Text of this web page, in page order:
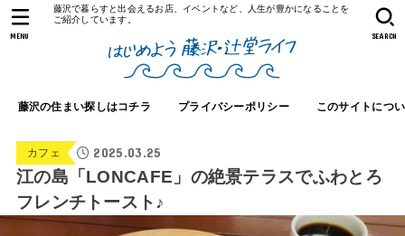
藤沢で暮らすと出会えるお店、イベントなど、人生が豊かになることを
ご紹介しています。
藤沢の住まい探しはコチラ プライバシーポリシー このサイトにつ
SEARCH
MENU
カフェ 2025.03.25
江の島「LONCAFE」の絶景テラスでふわとろ
フレンチトースト♪